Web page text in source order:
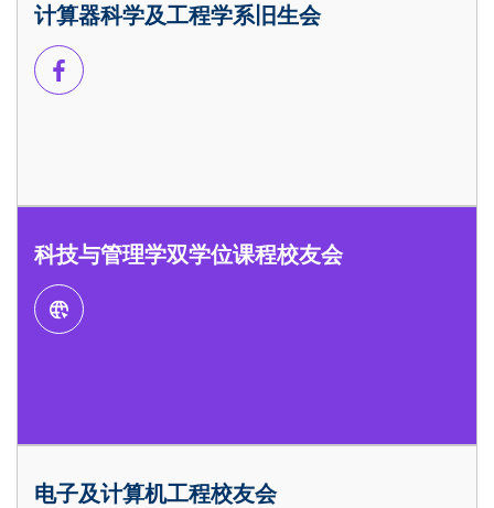
计算器科学及工程学系旧生会
科技与管理学双学位课程校友会
电子及计算机工程校友会